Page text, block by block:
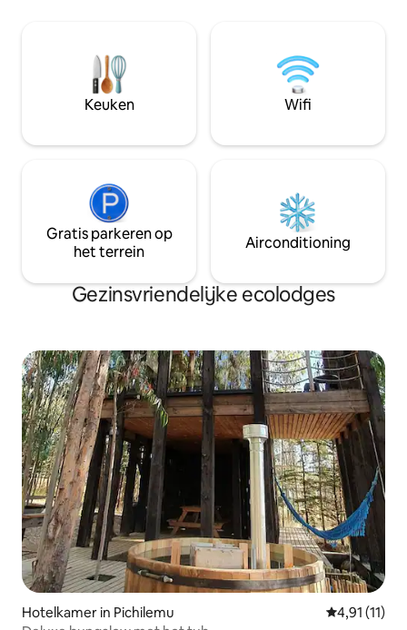
Keuken Wifi
Gratis parkeren op
het terrein
Airconditioning
Gezinsvriendelijke ecolodges
Hotelkamer in Pichilemu Gemiddelde
4,91 (11)